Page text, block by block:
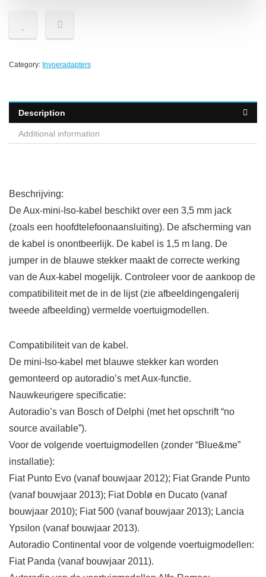
Category: Invoeradapters
Description
Additional information
Beschrijving:
De Aux-mini-Iso-kabel beschikt over een 3,5 mm jack
(zoals een hoofdtelefoonaansluiting). De afscherming van
de kabel is onontbeerlijk. De kabel is 1,5 m lang. De
jumper in de blauwe stekker maakt de correcte werking
van de Aux-kabel mogelijk. Controleer voor de aankoop de
compatibiliteit met de in de lijst (zie afbeeldingengalerij
tweede afbeelding) vermelde voertuigmodellen.
Compatibiliteit van de kabel.
De mini-Iso-kabel met blauwe stekker kan worden
gemonteerd op autoradio’s met Aux-functie.
Nauwkeurigere specificatie:
Autoradio’s van Bosch of Delphi (met het opschrift “no
source available”).
Voor de volgende voertuigmodellen (zonder “Blue&me”
installatie):
Fiat Punto Evo (vanaf bouwjaar 2012); Fiat Grande Punto
(vanaf bouwjaar 2013); Fiat Doblø en Ducato (vanaf
bouwjaar 2010); Fiat 500 (vanaf bouwjaar 2013); Lancia
Ypsilon (vanaf bouwjaar 2013).
Autoradio Continental voor de volgende voertuigmodellen:
Fiat Panda (vanaf bouwjaar 2011).